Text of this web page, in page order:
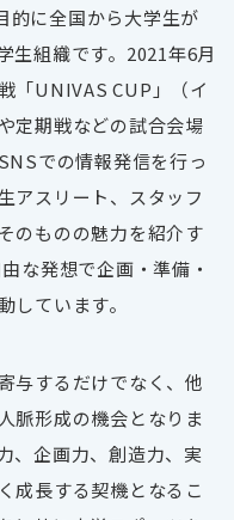
的に全国から大学生が
生組織です。2021年6月
「UNIVAS CUP」（イ
定期戦などの試合会場
での情報発信を行っ
アスリート、スタッフ
のものの魅力を紹介す
な発想で企画・準備・
しています。
与するだけでなく、他
脈形成の機会となりま
、企画力、創造力、実
成長する契機となるこ